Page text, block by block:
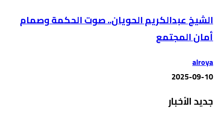
الشيخ عبدالكريم الحويان.. صوت الحكمة وصمام
أمان المجتمع
alroya
2025-09-10
جديد الأخبار